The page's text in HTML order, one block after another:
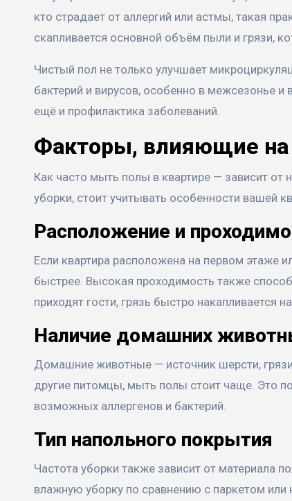
кто страдает от аллергий или астмы, такая
скапливается основной объём пыли и грязи,
Чистый пол не только улучшает
бактерий и вирусов, особенно в межсезонье
ещё и профилактика заболеваний.
Факторы, влияющие на
Как часто мыть полы в квартире — зависит
уборки, стоит учитывать особенности вашей
Расположение и
Если квартира расположена на первом этаже
быстрее. Высокая проходимость также
приходят гости, грязь быстро накапливается
Наличие домашних
Домашние животные — источник шерсти,
другие питомцы, мыть полы стоит чаще. Это
возможных аллергенов и бактерий.
Тип напольного покрытия
Частота уборки также зависит от материала
влажную уборку по сравнению с паркетом